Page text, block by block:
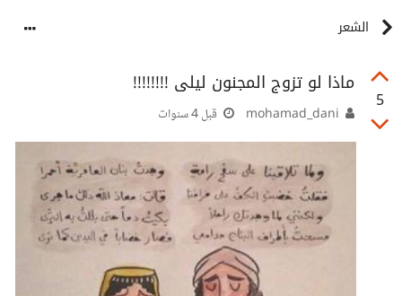
الشعر
5
ماذا لو تزوج المجنون ليلى !!!!!!!!
قبل 4 سنوات